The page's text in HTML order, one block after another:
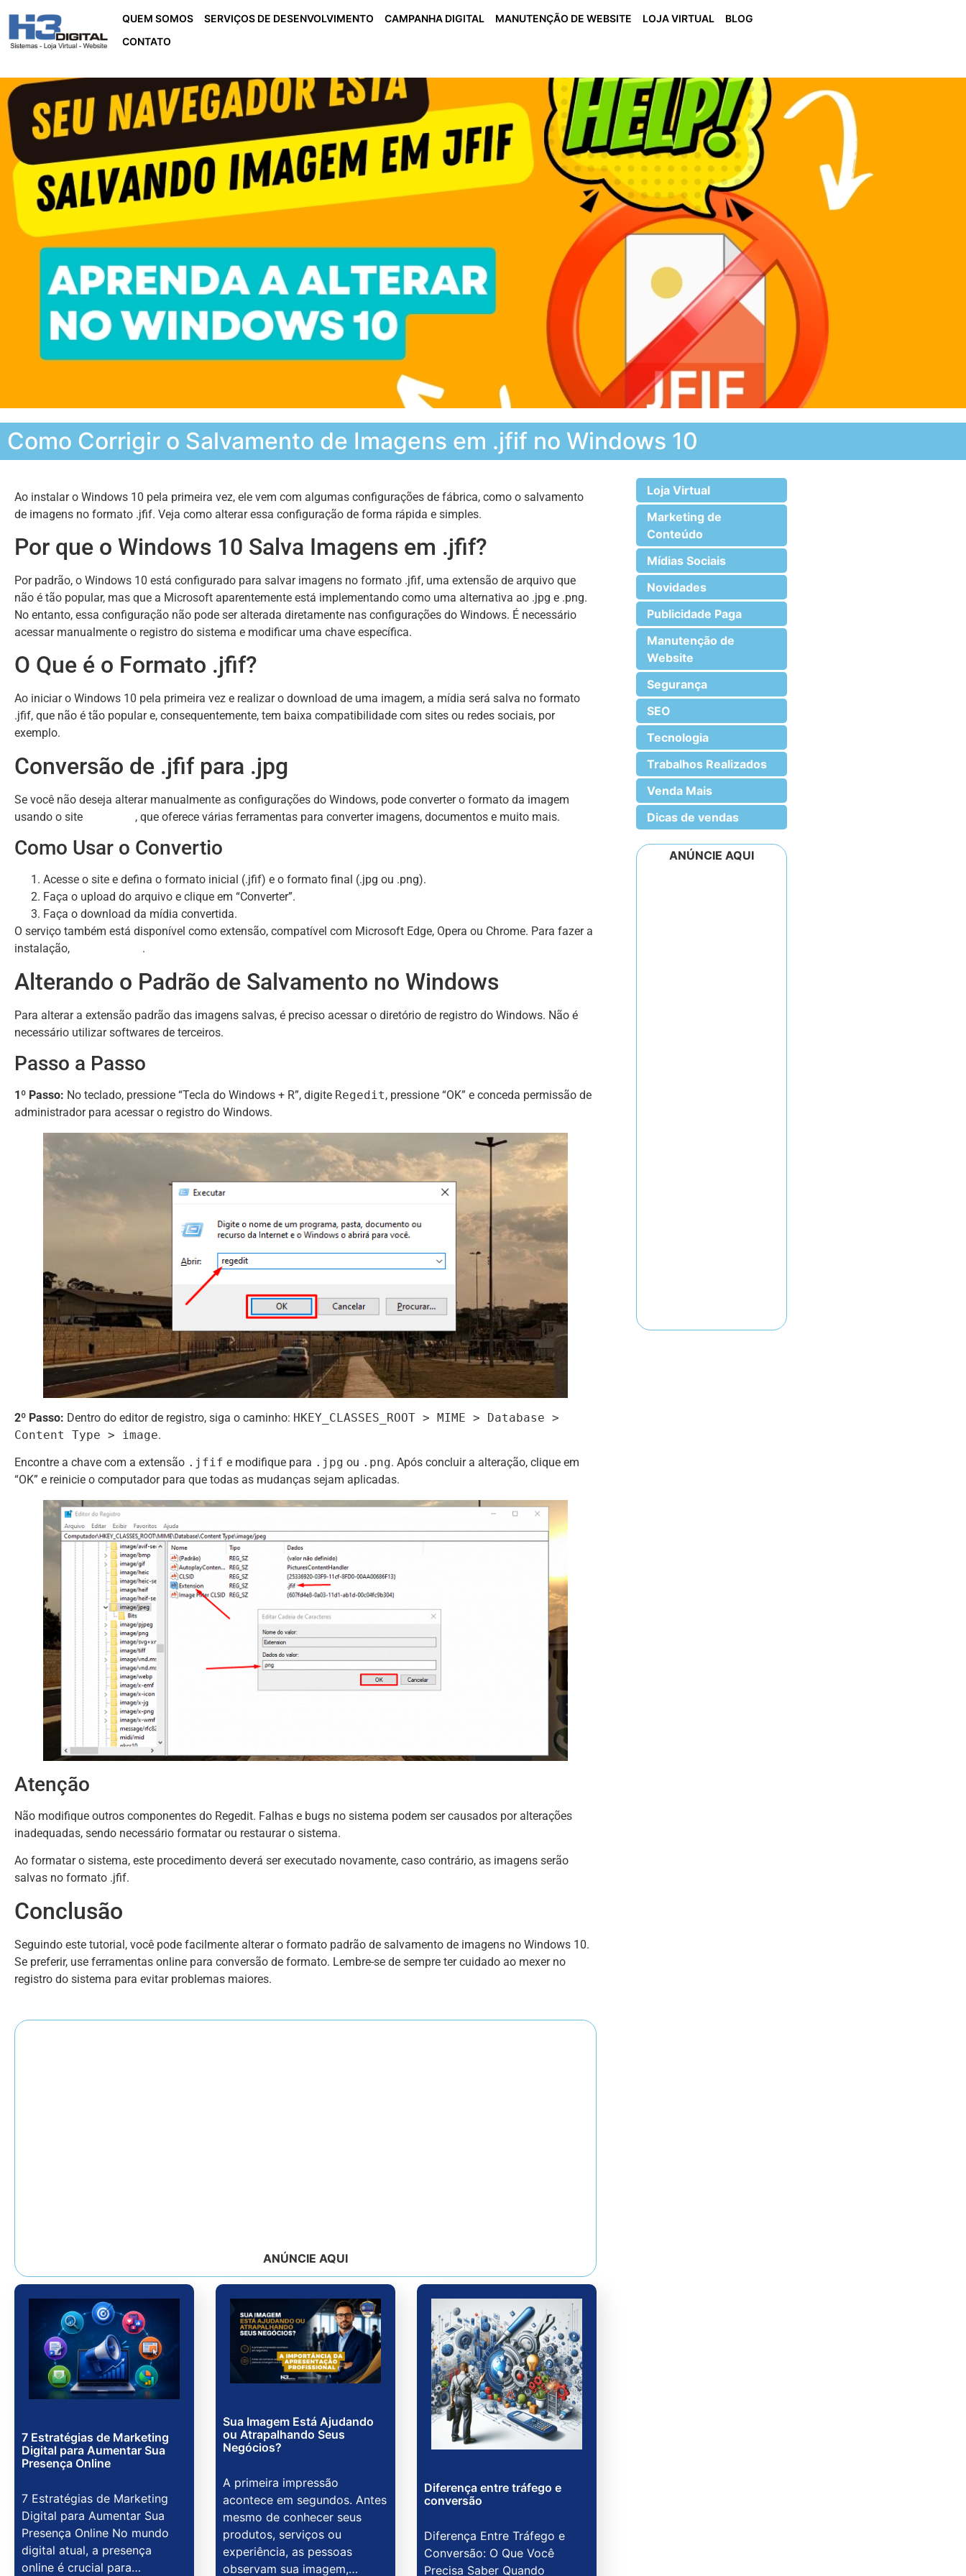
QUEM SOMOS SERVIÇOS DE DESENVOLVIMENTO CAMPANHA DIGITAL MANUTENÇÃO DE WEBSITE LOJA VIRTUAL
BLOG
CONTATO
Como Corrigir o Salvamento de Imagens em .jfif no Windows 10
Ao instalar o Windows 10 pela primeira vez, ele vem com algumas configurações de fábrica, como o salvamento
de imagens no formato .jfif. Veja como alterar essa configuração de forma rápida e simples.
Por que o Windows 10 Salva Imagens em .jfif?
Por padrão, o Windows 10 está configurado para salvar imagens no formato .jfif, uma extensão de arquivo que
não é tão popular, mas que a Microsoft aparentemente está implementando como uma alternativa ao .jpg e .png.
No entanto, essa configuração não pode ser alterada diretamente nas configurações do Windows. É necessário
acessar manualmente o registro do sistema e modificar uma chave específica.
O Que é o Formato .jfif?
Ao iniciar o Windows 10 pela primeira vez e realizar o download de uma imagem, a mídia será salva no formato
.jfif, que não é tão popular e, consequentemente, tem baixa compatibilidade com sites ou redes sociais, por
exemplo.
Conversão de .jfif para .jpg
Se você não deseja alterar manualmente as configurações do Windows, pode converter o formato da imagem
usando o site
, que oferece várias ferramentas para converter imagens, documentos e muito mais.
Como Usar o Convertio
Acesse o site e defina o formato inicial (.jfif) e o formato final (.jpg ou .png).
Faça o upload do arquivo e clique em “Converter”.
Faça o download da mídia convertida.
O serviço também está disponível como extensão, compatível com Microsoft Edge, Opera ou Chrome. Para fazer a
instalação,
.
Alterando o Padrão de Salvamento no Windows
Para alterar a extensão padrão das imagens salvas, é preciso acessar o diretório de registro do Windows. Não é
necessário utilizar softwares de terceiros.
Passo a Passo
1º Passo: No teclado, pressione “Tecla do Windows + R”, digite Regedit, pressione “OK” e conceda permissão de
administrador para acessar o registro do Windows.
2º Passo: Dentro do editor de registro, siga o caminho: HKEY_CLASSES_ROOT > MIME > Database >
Content Type > image.
Encontre a chave com a extensão .jfif e modifique para .jpg ou .png. Após concluir a alteração, clique em
“OK” e reinicie o computador para que todas as mudanças sejam aplicadas.
Atenção
Não modifique outros componentes do Regedit. Falhas e bugs no sistema podem ser causados por alterações
inadequadas, sendo necessário formatar ou restaurar o sistema.
Ao formatar o sistema, este procedimento deverá ser executado novamente, caso contrário, as imagens serão
salvas no formato .jfif.
Conclusão
Seguindo este tutorial, você pode facilmente alterar o formato padrão de salvamento de imagens no Windows 10.
Se preferir, use ferramentas online para conversão de formato. Lembre-se de sempre ter cuidado ao mexer no
registro do sistema para evitar problemas maiores.
ANÚNCIE AQUI
7 Estratégias de Marketing
Digital para Aumentar Sua
Presença Online
7 Estratégias de Marketing
Digital para Aumentar Sua
Presença Online No mundo
digital atual, a presença
online é crucial para…
Sua Imagem Está Ajudando
ou Atrapalhando Seus
Negócios?
A primeira impressão
acontece em segundos. Antes
mesmo de conhecer seus
produtos, serviços ou
experiência, as pessoas
observam sua imagem,…
Diferença entre tráfego e
conversão
Diferença Entre Tráfego e
Conversão: O Que Você
Precisa Saber Quando
Loja Virtual
Marketing de
Conteúdo
Mídias Sociais
Novidades
Publicidade Paga
Manutenção de
Website
Segurança
SEO
Tecnologia
Trabalhos Realizados
Venda Mais
Dicas de vendas
ANÚNCIE AQUI